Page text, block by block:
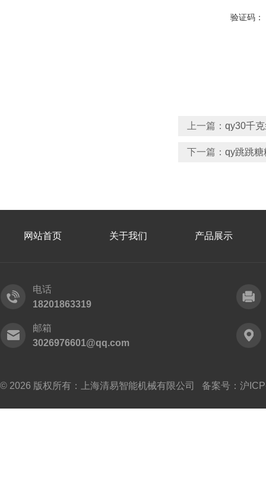
验证码：
上一篇： qy30千
下一篇： qy跳跳糖
网站首页 关于我们 产品展示
电话
18201863319
邮箱
3026976601@qq.com
© 2026 版权所有：上海清易智能机械有限公司 备案号： 沪